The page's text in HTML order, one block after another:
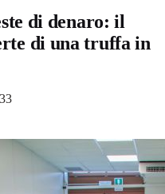
di denaro: il
di una truffa in